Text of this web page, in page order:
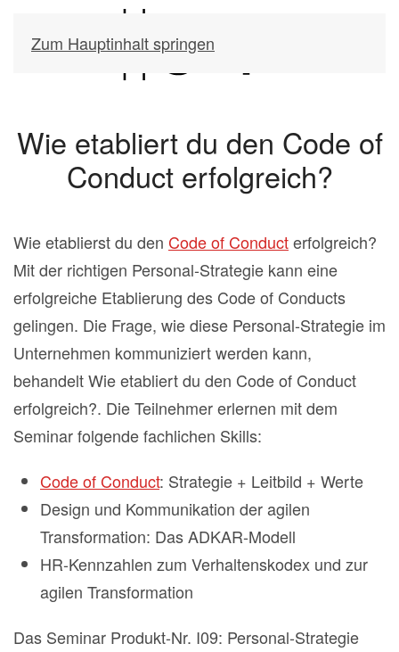
Zum Hauptinhalt springen
Wie etabliert du den Code of
Conduct erfolgreich?
Wie etablierst du den Code of Conducterfolgreich?
Mit der richtigen Personal-Strategie kann eine
erfolgreiche Etablierung des Code of Conducts
gelingen. Die Frage, wie diese Personal-Strategie im
Unternehmen kommuniziert werden kann,
behandelt Wie etabliert du den Code of Conduct
erfolgreich?. Die Teilnehmer erlernen mit dem
Seminar folgende fachlichen Skills:
Code of Conduct: Strategie + Leitbild + Werte
Design und Kommunikation der agilen
Transformation: Das ADKAR-Modell
HR-Kennzahlen zum Verhaltenskodex und zur
agilen Transformation
Das Seminar Produkt-Nr. I09: Personal-Strategie